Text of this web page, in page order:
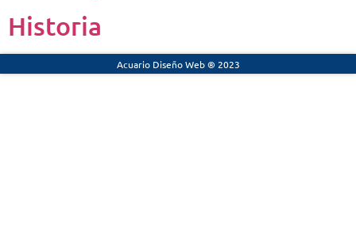
Historia
Acuario Diseño Web ® 2023